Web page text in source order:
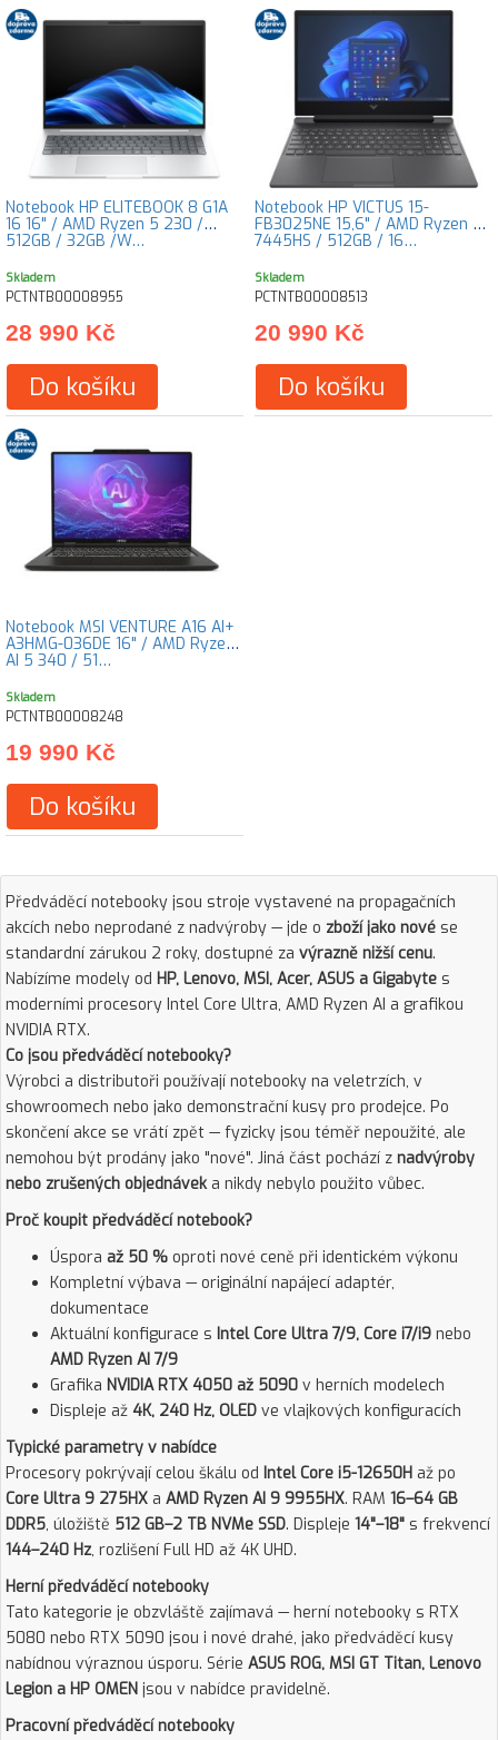
Notebook HP ELITEBOOK 8 G1A
16 16" / AMD Ryzen 5 230 /
512GB / 32GB /W…
Skladem
PCTNTB00008955
28 990 Kč
Do košíku
Notebook HP VICTUS 15-
FB3025NE 15,6" / AMD Ryzen 7
7445HS / 512GB / 16…
Skladem
PCTNTB00008513
20 990 Kč
Do košíku
Notebook MSI VENTURE A16 AI+
A3HMG-036DE 16" / AMD Ryzen
AI 5 340 / 51…
Skladem
PCTNTB00008248
19 990 Kč
Do košíku
Předváděcí notebooky jsou stroje vystavené na propagačních
akcích nebo neprodané z nadvýroby — jde o zboží jako nové se
standardní zárukou 2 roky, dostupné za výrazně nižší cenu.
Nabízíme modely od HP, Lenovo, MSI, Acer, ASUS a Gigabyte s
moderními procesory Intel Core Ultra, AMD Ryzen AI a grafikou
NVIDIA RTX.
Co jsou předváděcí notebooky?
Výrobci a distributoři používají notebooky na veletrzích, v
showroomech nebo jako demonstrační kusy pro prodejce. Po
skončení akce se vrátí zpět — fyzicky jsou téměř nepoužité, ale
nemohou být prodány jako "nové". Jiná část pochází z nadvýroby
nebo zrušených objednáveka nikdy nebylo použito vůbec.
Proč koupit předváděcí notebook?
Úspora až 50 % oproti nové ceně při identickém výkonu
Kompletní výbava — originální napájecí adaptér,
dokumentace
Aktuální konfigurace s Intel Core Ultra 7/9, Core i7/i9 nebo
AMD Ryzen AI 7/9
Grafika NVIDIA RTX 4050 až 5090 v herních modelech
Displeje až 4K, 240 Hz, OLED ve vlajkových konfiguracích
Typické parametry v nabídce
Procesory pokrývají celou škálu od Intel Core i5-12650H až po
Core Ultra 9 275HX a AMD Ryzen AI 9 9955HX. RAM 16–64 GB
DDR5, úložiště 512 GB–2 TB NVMe SSD. Displeje 14"–18" s frekvencí
144–240 Hz, rozlišení Full HD až 4K UHD.
Herní předváděcí notebooky
Tato kategorie je obzvláště zajímavá — herní notebooky s RTX
5080 nebo RTX 5090 jsou i nové drahé, jako předváděcí kusy
nabídnou výraznou úsporu. Série ASUS ROG, MSI GT Titan, Lenovo
Legion a HP OMEN jsou v nabídce pravidelně.
Pracovní předváděcí notebooky